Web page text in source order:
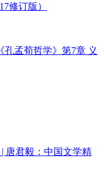
修订版）
孔孟荀哲学》第7章 义
唐君毅：中国文学精